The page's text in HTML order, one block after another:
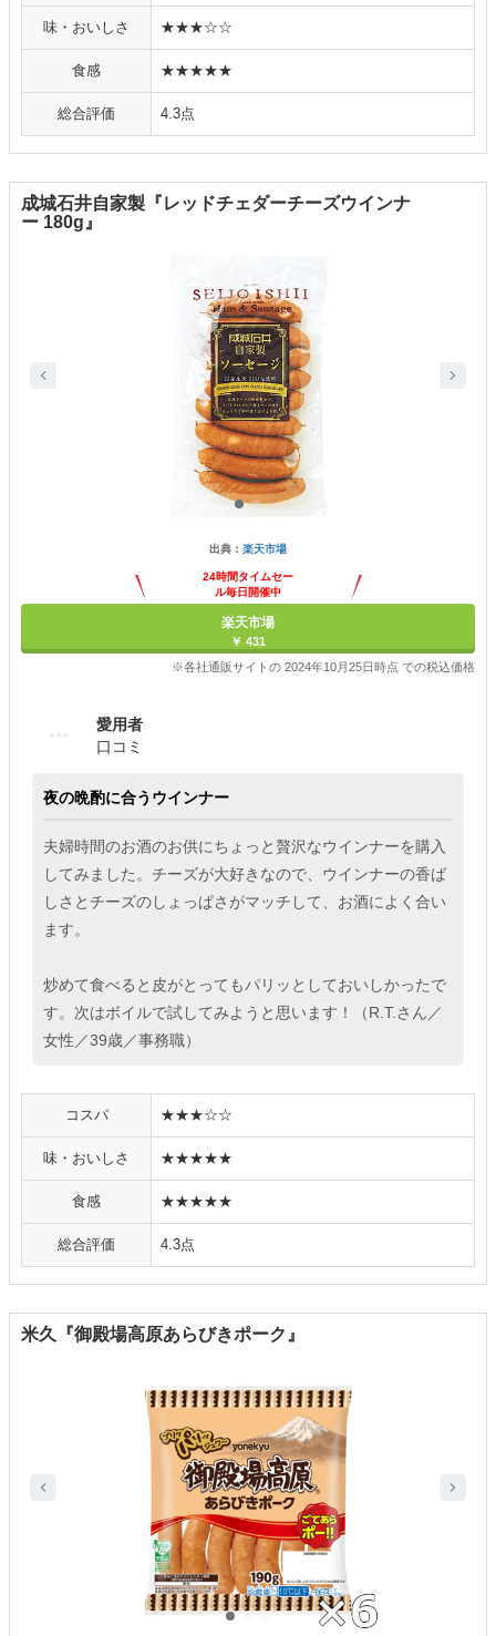
味・おいしさ ★★★☆☆
食感 ★★★★★
総合評価 4.3点
成城石井自家製『レッドチェダーチーズウインナ
ー 180g』
出典： 楽天市場
24時間タイムセー
ル毎日開催中
楽天市場
￥ 431
※各社通販サイトの 2024年10月25日時点 での税込価格
愛用者
口コミ
夜の晩酌に合うウインナー
夫婦時間のお酒のお供にちょっと贅沢なウインナーを購入
してみました。チーズが大好きなので、ウインナーの香ば
しさとチーズのしょっぱさがマッチして、お酒によく合い
ます。
炒めて食べると皮がとってもパリッとしておいしかったで
す。次はボイルで試してみようと思います！（R.T.さん／
女性／39歳／事務職）
コスパ ★★★☆☆
味・おいしさ ★★★★★
食感 ★★★★★
総合評価 4.3点
米久『御殿場高原あらびきポーク』